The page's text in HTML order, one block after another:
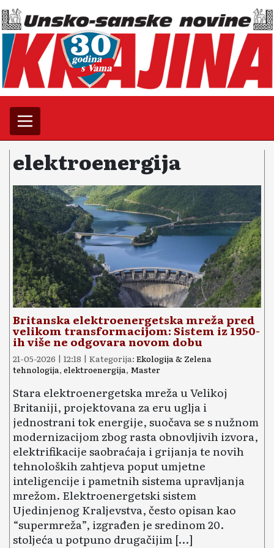
elektroenergija
Britanska elektroenergetska mreža pred
velikom transformacijom: Sistem iz 1950-
ih više ne odgovara novom dobu
21-05-2026 | 12:18 | Kategorija: Ekologija & Zelena
tehnologija, elektroenergija, Master
Stara elektroenergetska mreža u Velikoj
Britaniji, projektovana za eru uglja i
jednostrani tok energije, suočava se s nužnom
modernizacijom zbog rasta obnovljivih izvora,
elektrifikacije saobraćaja i grijanja te novih
tehnoloških zahtjeva poput umjetne
inteligencije i pametnih sistema upravljanja
mrežom. Elektroenergetski sistem
Ujedinjenog Kraljevstva, često opisan kao
“supermreža”, izgrađen je sredinom 20.
stoljeća u potpuno drugačijim […]